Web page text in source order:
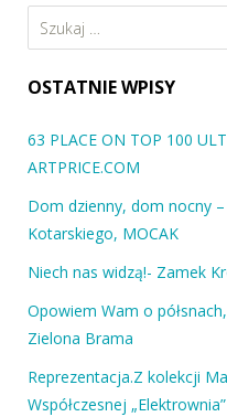
Szukaj:
OSTATNIE WPISY
63 PLACE ON TOP 100
ARTPRICE.COM
Dom dzienny, dom nocny
Kotarskiego, MOCAK
Niech nas widzą!- Zamek
Opowiem Wam o
Zielona Brama
Reprezentacja.Z kolekcji
Współczesnej